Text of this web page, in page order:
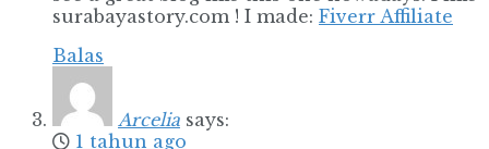
surabayastory.com ! I made: Fiverr Affiliate
Balas
Arcelia says:
1 tahun ago